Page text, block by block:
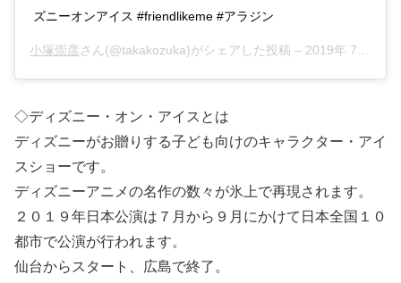
ズニーオンアイス #friendlikeme #アラジン
小塚崇彦さん(@takakozuka)がシェアした投稿 – 2019年 7月月5日午後8時43分PDT
◇ディズニー・オン・アイスとは
ディズニーがお贈りする子ども向けのキャラクター・アイ
スショーです。
ディズニーアニメの名作の数々が氷上で再現されます。
２０１９年日本公演は７月から９月にかけて日本全国１０
都市で公演が行われます。
仙台からスタート、広島で終了。